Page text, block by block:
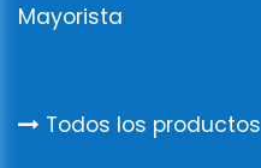
Mayorista
Todos los productos